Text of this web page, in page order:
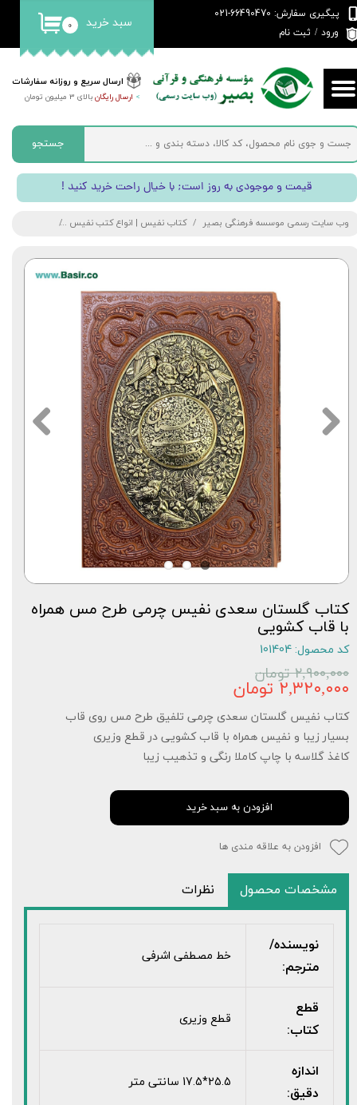
ارسال سریع و روزانه سفارشات
> ارسال رایگانبالای 3 میلیون تومان
پیگیری سفارش: 66490470-021
ورود / ثبت نام
حساب کاربری من
تغییر گذر واژه
سفارشات
خروج از حساب کاربری
۰ سبد خرید
جستجو
! قیمت و موجودی به روز است; با خیال راحت خرید کنید
وب سایت رسمی موسسه فرهنگی بصیر کتاب نفیس | انواع کتب نفیس
کتاب گلستان سعدی نفیس چرمی طرح مس همراه
با قاب کشویی
کد محصول: 101404
۲,۹۰۰,۰۰۰ تومان
۲,۳۲۰,۰۰۰ تومان
کتاب نفیس گلستان سعدی چرمی تلفیق طرح مس روی قاب
بسیار زیبا و نفیس همراه با قاب کشویی در قطع وزیری
کاغذ گلاسه با چاپ کاملا رنگی و تذهیب زیبا
افزودن به سبد خرید
افزودن به علاقه مندی ها
مشخصات محصول نظرات
نویسنده/
مترجم:
خط مصطفی اشرفی
قطع
کتاب:
قطع وزیری
اندازه
دقیق:
25.5*17.5 سانتی متر